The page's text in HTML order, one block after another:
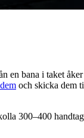
en bana i taket
och skicka dem
300–400